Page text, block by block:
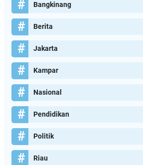
Bangkinang
Berita
Jakarta
Kampar
Nasional
Pendidikan
Politik
Riau